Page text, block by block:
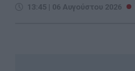
13:45 | 06 Αυγούστου 2026